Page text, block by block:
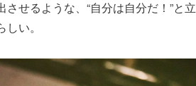
せるような、“自分は自分だ！”と立
い。